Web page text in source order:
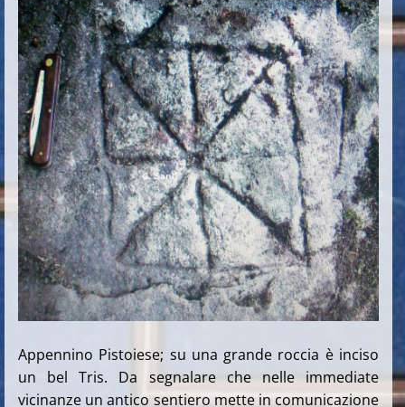
Appennino Pistoiese; su una grande roccia è inciso
un bel Tris. Da segnalare che nelle immediate
vicinanze un antico sentiero mette in comunicazione